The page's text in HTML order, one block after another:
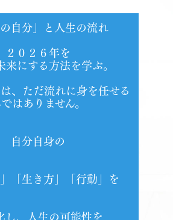
の自分」と人生の流れ
２０２６年を
来にする方法を学ぶ。
、ただ流れに身を任せる
はありません。
自分自身の
」「生き方」「行動」を
し、人生の可能性を